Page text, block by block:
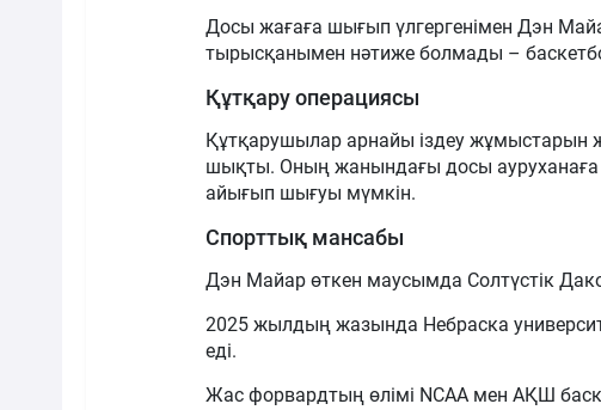
Досы жағаға шығып үлгергенімен Дэн
тырысқанымен нәтиже болмады –
Құтқару операциясы
Құтқарушылар арнайы іздеу жұмыстарын
шықты. Оның жанындағы досы ауруханаға
айығып шығуы мүмкін.
Спорттық мансабы
Дэн Майар өткен маусымда Солтүстік
2025 жылдың жазында Небраска
еді.
Жас форвардтың өлімі NCAA мен АҚШ